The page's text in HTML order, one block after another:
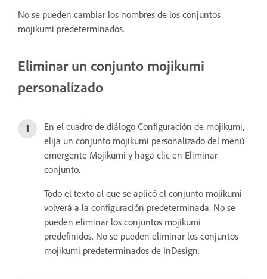
No se pueden cambiar los nombres de los conjuntos
mojikumi predeterminados.
Eliminar un conjunto mojikumi
personalizado
En el cuadro de diálogo Configuración de mojikumi,
elija un conjunto mojikumi personalizado del menú
emergente Mojikumi y haga clic en Eliminar
conjunto.
Todo el texto al que se aplicó el conjunto mojikumi
volverá a la configuración predeterminada. No se
pueden eliminar los conjuntos mojikumi
predefinidos. No se pueden eliminar los conjuntos
mojikumi predeterminados de InDesign.